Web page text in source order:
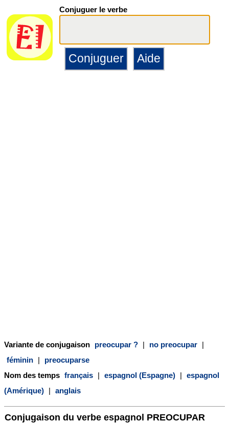
Conjuguer le verbe
Variante de conjugaison preocupar ? | no preocupar |
féminin |
preocuparse
Nom des temps français | espagnol (Espagne) | espagnol
(Amérique) | anglais
Conjugaison du verbe espagnol PREOCUPAR